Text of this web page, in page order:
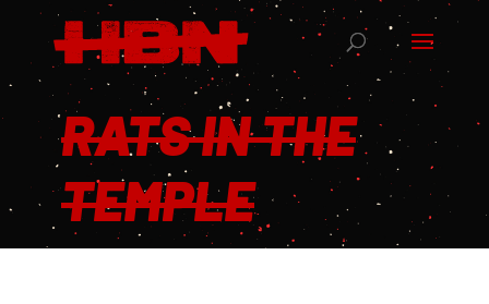
RATS IN THE
TEMPLE